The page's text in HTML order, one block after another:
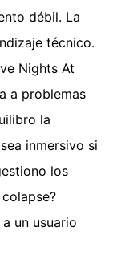
débil. La
técnico.
Nights At
a problemas
la
inmersivo si
los
un usuario